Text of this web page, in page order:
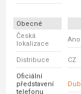
Obecné
Česká
lokalizace
Ano
Distribuce CZ
Oficiální
představení
telefonu